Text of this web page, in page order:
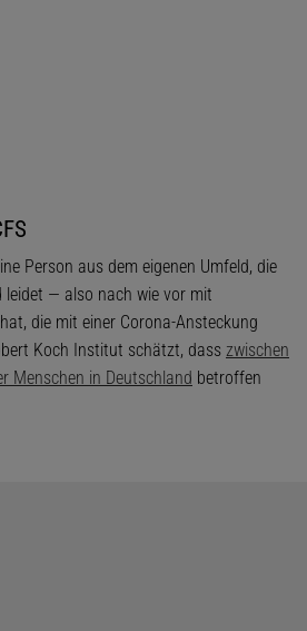
Person aus dem eigenen Umfeld, die
leidet — also nach wie vor mit
die mit einer Corona-Ansteckung
Koch Institut schätzt, dass zwischen
Menschen in Deutschland betroffen